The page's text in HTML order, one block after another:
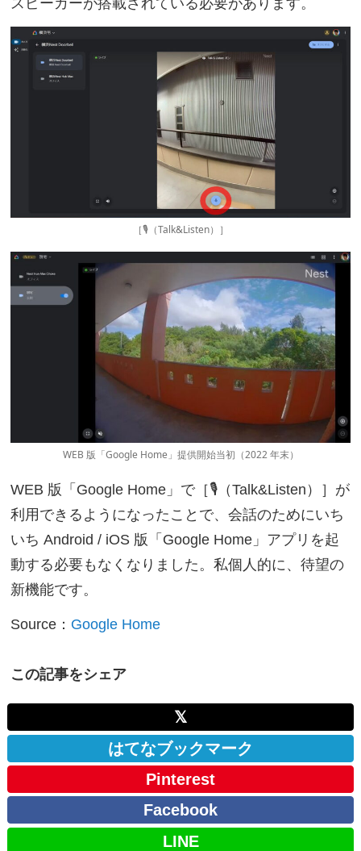
スピーカーが搭載されている必要があります。
［🎙（Talk&Listen）］
WEB 版「Google Home」提供開始当初（2022 年末）
WEB 版「Google Home」で［🎙（Talk&Listen）］が
利用できるようになったことで、会話のためにいち
いち Android / iOS 版「Google Home」アプリを起
動する必要もなくなりました。私個人的に、待望の
新機能です。
Source： Google Home
この記事をシェア
𝕏
はてなブックマーク
Pinterest
Facebook
LINE